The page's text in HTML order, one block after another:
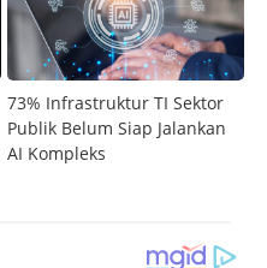
73% Infrastruktur TI Sektor
Publik Belum Siap Jalankan
AI Kompleks